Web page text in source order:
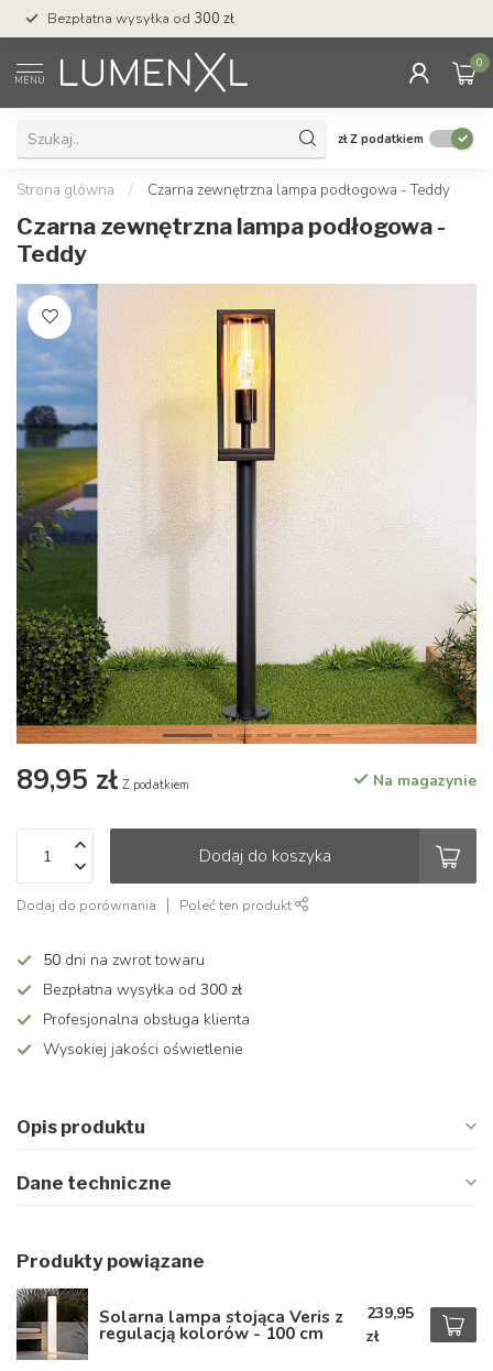
Bezpłatna wysyłka od 300 zł
MENU
0
złZ podatkiem
Strona główna / Czarna zewnętrzna lampa podłogowa - Teddy
Czarna zewnętrzna lampa podłogowa -
Teddy
89,95 zł Z podatkiem Na magazynie
Dodaj do koszyka
Dodaj do porównania Poleć ten produkt
50 dni na zwrot towaru
Bezpłatna wysyłka od 300 zł
Profesjonalna obsługa klienta
Wysokiej jakości oświetlenie
Opis produktu
Dane techniczne
Produkty powiązane
Solarna lampa stojąca Veris z
regulacją kolorów - 100 cm
239,95
zł